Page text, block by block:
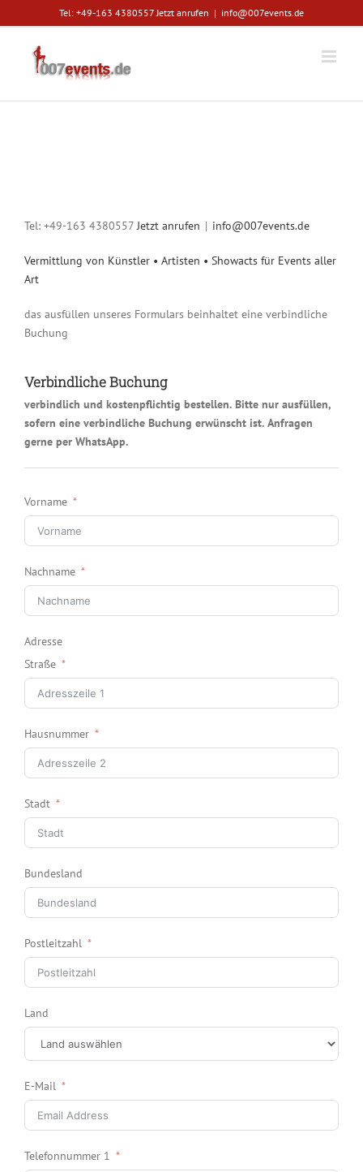
Inhalt
springen
Tel: +49-163 4380557Jetzt anrufen | info@007events.de
Tel: +49-163 4380557Jetzt anrufen | info@007events.de
Vermittlung von Künstler • Artisten • Showacts für Events aller
Art
das ausfüllen unseres Formulars beinhaltet eine verbindliche
Buchung
Verbindliche Buchung
verbindlich und kostenpflichtig bestellen. Bitte nur ausfüllen,
sofern eine verbindliche Buchung erwünscht ist. Anfragen
gerne per WhatsApp.
Vorname
Nachname
Adresse
Straße
Hausnummer
Stadt
Bundesland
Postleitzahl
Land
E-Mail
Telefonnummer 1